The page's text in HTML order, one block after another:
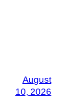
August
10, 2026